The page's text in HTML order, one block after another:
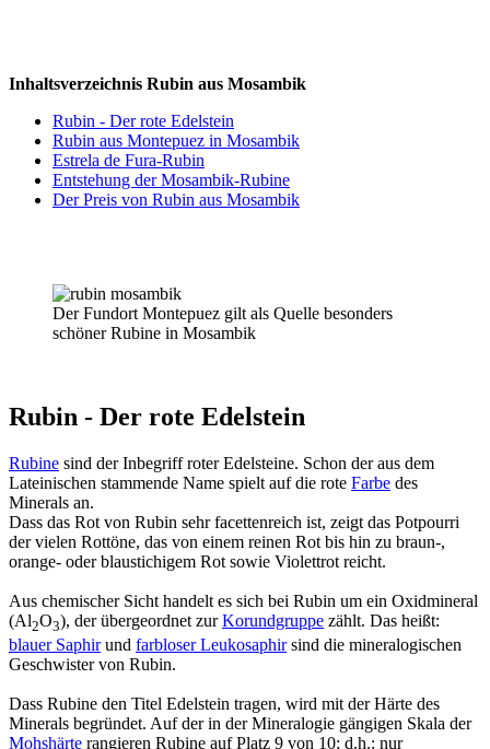
Inhaltsverzeichnis Rubin aus Mosambik
Rubin - Der rote Edelstein
Rubin aus Montepuez in Mosambik
Estrela de Fura-Rubin
Entstehung der Mosambik-Rubine
Der Preis von Rubin aus Mosambik
Der Fundort Montepuez gilt als Quelle besonders
schöner Rubine in Mosambik
Rubin - Der rote Edelstein
Rubine sind der Inbegriff roter Edelsteine. Schon der aus dem
Lateinischen stammende Name spielt auf die rote Farbe des
Minerals an.
Dass das Rot von Rubin sehr facettenreich ist, zeigt das Potpourri
der vielen Rottöne, das von einem reinen Rot bis hin zu braun-,
orange- oder blaustichigem Rot sowie Violettrot reicht.
Aus chemischer Sicht handelt es sich bei Rubin um ein Oxidmineral
(Al2O3), der übergeordnet zurKorundgruppe zählt. Das heißt:
blauer Saphirund farbloser Leukosaphirsind die mineralogischen
Geschwister von Rubin.
Dass Rubine den Titel Edelstein tragen, wird mit der Härte des
Minerals begründet. Auf der in der Mineralogie gängigen Skala der
Mohshärte rangieren Rubine auf Platz 9 von 10; d.h.: nur